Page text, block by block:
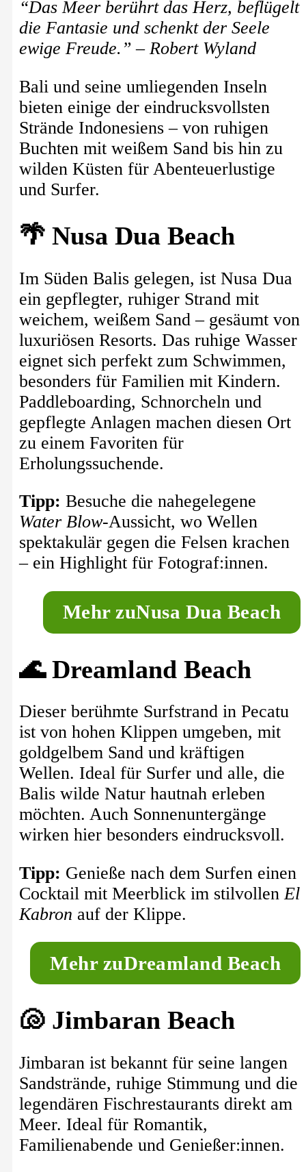
“Das Meer berührt das Herz, beflügelt
die Fantasie und schenkt der Seele
ewige Freude.” – Robert Wyland
Bali und seine umliegenden Inseln
bieten einige der eindrucksvollsten
Strände Indonesiens – von ruhigen
Buchten mit weißem Sand bis hin zu
wilden Küsten für Abenteuerlustige
und Surfer.
🌴 Nusa Dua Beach
Im Süden Balis gelegen, ist Nusa Dua
ein gepflegter, ruhiger Strand mit
weichem, weißem Sand – gesäumt von
luxuriösen Resorts. Das ruhige Wasser
eignet sich perfekt zum Schwimmen,
besonders für Familien mit Kindern.
Paddleboarding, Schnorcheln und
gepflegte Anlagen machen diesen Ort
zu einem Favoriten für
Erholungssuchende.
Tipp: Besuche die nahegelegene
Water Blow-Aussicht, wo Wellen
spektakulär gegen die Felsen krachen
– ein Highlight für Fotograf:innen.
Mehr zuNusa Dua Beach
🌊 Dreamland Beach
Dieser berühmte Surfstrand in Pecatu
ist von hohen Klippen umgeben, mit
goldgelbem Sand und kräftigen
Wellen. Ideal für Surfer und alle, die
Balis wilde Natur hautnah erleben
möchten. Auch Sonnenuntergänge
wirken hier besonders eindrucksvoll.
Tipp: Genieße nach dem Surfen einen
Cocktail mit Meerblick im stilvollen El
Kabron auf der Klippe.
Mehr zuDreamland Beach
🐚 Jimbaran Beach
Jimbaran ist bekannt für seine langen
Sandstrände, ruhige Stimmung und die
legendären Fischrestaurants direkt am
Meer. Ideal für Romantik,
Familienabende und Genießer:innen.